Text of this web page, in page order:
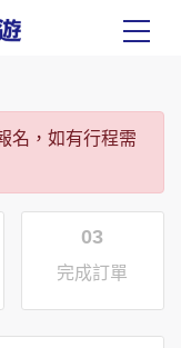
名，如有行程需
03
完成訂單